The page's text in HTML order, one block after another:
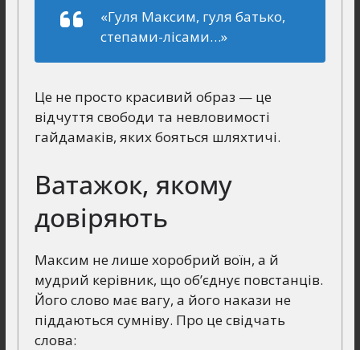
«Гуля Максим, гуля батько,
степами-лісами…»
Це не просто красивий образ — це
відчуття свободи та невловимості
гайдамаків, яких бояться шляхтичі.
Ватажок, якому
довіряють
Максим не лише хоробрий воїн, а й
мудрий керівник, що об’єднує повстанців.
Його слово має вагу, а його накази не
піддаються сумніву. Про це свідчать
слова: